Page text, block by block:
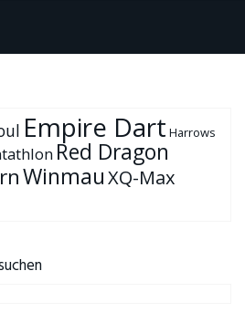
Empire Dart Harrows
Red Dragon
WinmauXQ-Max